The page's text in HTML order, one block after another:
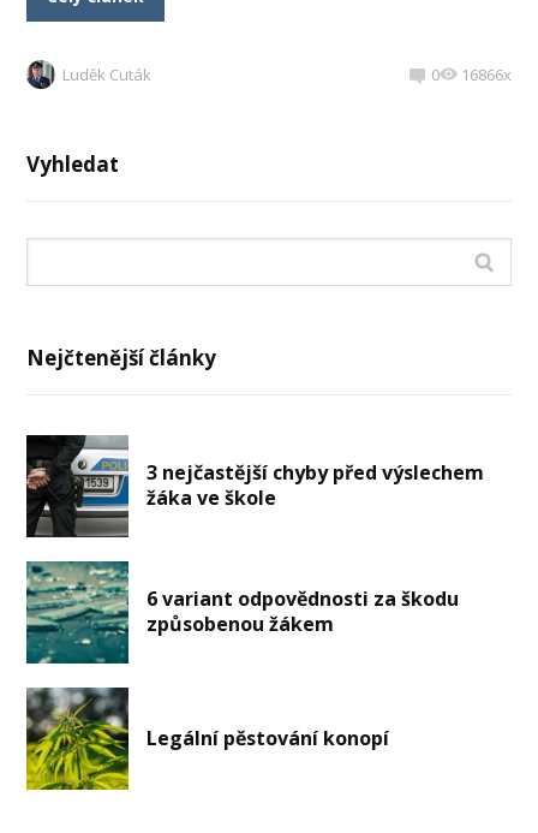
Luděk Cuták 0 16866x
Vyhledat
Nejčtenější články
3 nejčastější chyby před výslechem
žáka ve škole
6 variant odpovědnosti za škodu
způsobenou žákem
Legální pěstování konopí